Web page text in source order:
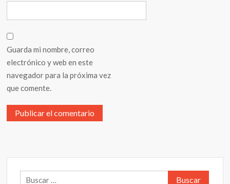
Guarda mi nombre, correo
electrónico y web en este
navegador para la próxima vez
que comente.
Buscar: